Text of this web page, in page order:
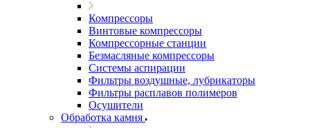
Компрессоры
Винтовые компрессоры
Компрессорные станции
Безмасляные компрессоры
Системы аспирации
Фильтры воздушные, лубрикаторы
Фильтры расплавов полимеров
Осушители
Обработка камня